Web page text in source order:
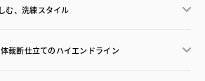
む、洗練スタイル
裁断仕立てのハイエンドライン